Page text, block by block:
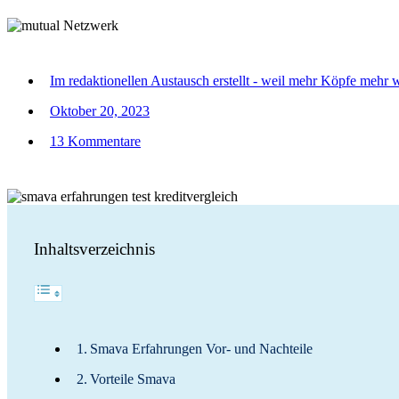
Im redaktionellen Austausch erstellt - weil mehr Köpfe mehr
Oktober 20, 2023
13 Kommentare
Inhaltsverzeichnis
Smava Erfahrungen Vor- und Nachteile
Vorteile Smava